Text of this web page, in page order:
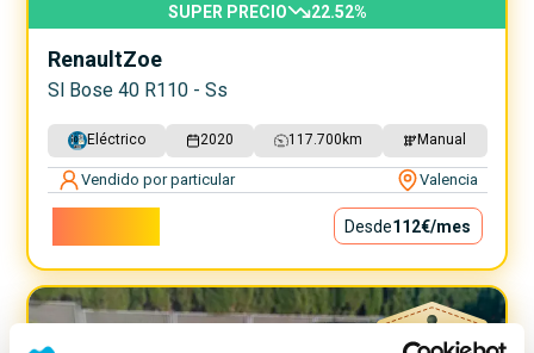
SUPER PRECIO 22.52%
RenaultZoe
Sl Bose 40 R110 - Ss
Eléctrico 2020 117.700 km Manual
Vendido por particular Valencia
Desde112€/mes